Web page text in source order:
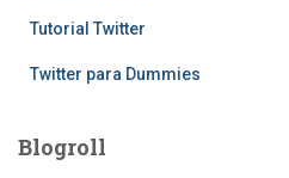
Tutorial Twitter
Twitter para Dummies
Blogroll